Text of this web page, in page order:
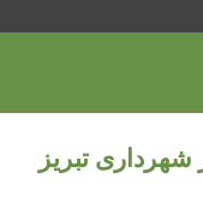
شهرداری تبریز